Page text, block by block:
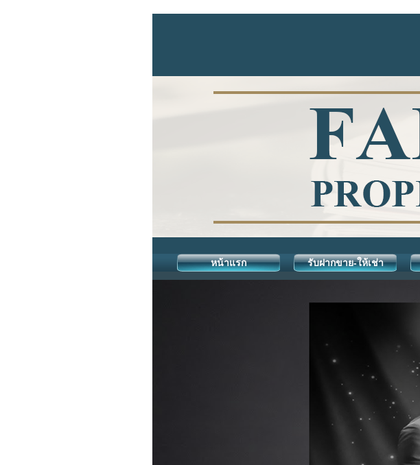
หน้าแรก รับฝากขาย-ให้เช่า